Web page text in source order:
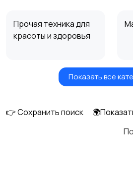
Прочая техника для
красоты и здоровья
Фены и стайлерыПоказать все
👉 Сохранить поиск